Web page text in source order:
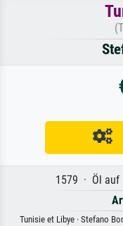
1579 · Öl auf
Tunisie et Libye · Stefano